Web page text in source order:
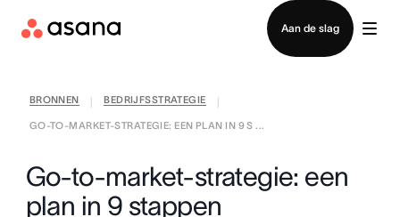
Aan de slag
Contact opnemen met verkoop
BRONNEN BEDRIJFSSTRATEGIE
GO-TO-MARKET-STRATEGIE: EEN PLAN IN 9 S ...
Go-to-market-strategie: een
plan in 9 stappen